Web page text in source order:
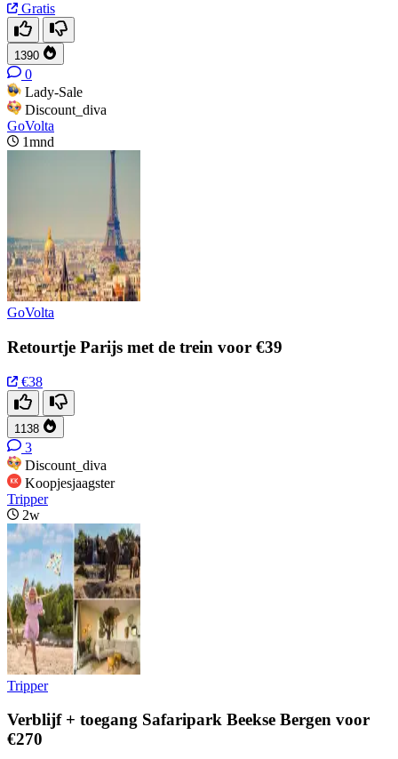
Gratis
1390
0
Lady-Sale
Discount_diva
GoVolta
1mnd
GoVolta
Retourtje Parijs met de trein voor €39
€38
1138
3
Discount_diva
Koopjesjaagster
Tripper
2w
Tripper
Verblijf + toegang Safaripark Beekse Bergen voor
€270